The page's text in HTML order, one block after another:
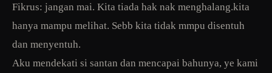
Fikrus: jangan mai. Kita tiada hak nak menghalang.kita
hanya mampu melihat. Sebb kita tidak mmpu disentuh
dan menyentuh.
Aku mendekati si santan dan mencapai bahunya, ye kami